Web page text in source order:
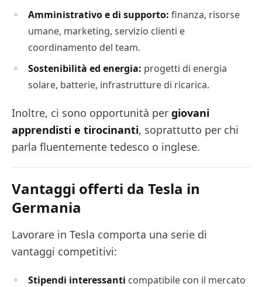
Amministrativo e di supporto: finanza, risorse
umane, marketing, servizio clienti e
coordinamento del team.
Sostenibilità ed energia: progetti di energia
solare, batterie, infrastrutture di ricarica.
Inoltre, ci sono opportunità per giovani
apprendisti e tirocinanti, soprattutto per chi
parla fluentemente tedesco o inglese.
Vantaggi offerti da Tesla in
Germania
Lavorare in Tesla comporta una serie di
vantaggi competitivi:
Stipendi interessanti compatibile con il mercato